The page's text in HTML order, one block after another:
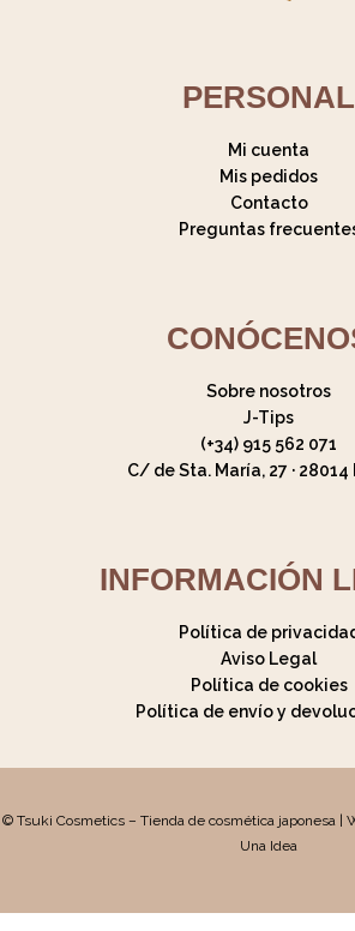
PERSONAL
Mi cuenta
Mis pedidos
Contacto
Preguntas
Sobre nosotros
J-Tips
(+34) 915 562 071
C/ de Sta. María, 27 · 28014
INFORMACIÓN
Política de
Aviso Legal
Política de cookies
Política de envío y
© Tsuki Cosmetics – Tienda de cosmética japonesa |
Una Idea